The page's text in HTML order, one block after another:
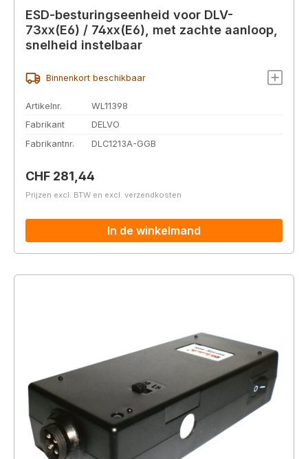
ESD-besturingseenheid voor DLV-
73xx(E6) / 74xx(E6), met zachte aanloop,
snelheid instelbaar
Binnenkort beschikbaar
Artikelnr.
WL11398
Fabrikant
DELVO
Fabrikantnr.
DLC1213A-GGB
Normale prijs:
CHF 281,44
Prijzen excl. BTW en excl. verzendkosten
In de winkelmand